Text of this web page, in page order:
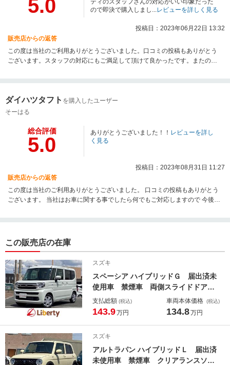
5.0
ので即決で購入しまし... レビューを詳しく見る
投稿日：2023年06月22日 13:32
販売店からの返答
この度は当社のご利用ありがとうございました。口コミの投稿もありがとう
ございます。スタッフの対応にもご満足して頂けて良かったです。またのご
ダイハツタフト を購入したユーザー
そーはる
総合評価
5.0
ありがとうございました！！ レビューを詳し
く見る
投稿日：2023年08月31日 11:27
販売店からの返答
この度は当社のご利用ありがとうございました。 口コミの投稿もありがとう
ございます。 当社はお車に関する事でしたら何でもご対応しますので 今後の
す。
この販売店の在庫
スズキ
スペーシア ハイブリッドＧ 届出済未
使用車 禁煙車 両側スライドドア
クリアランスソナー 衝突被害軽減シ
ステム オートライト ＬＥＤヘッド
ート 盗難防止システム
支払総額 (税込)
143.9万円
車両本体価格 (税込)
134.8万円
スズキ
アルトラパン ハイブリッドＬ 届出済
未使用車 禁煙車 クリアランスソナ